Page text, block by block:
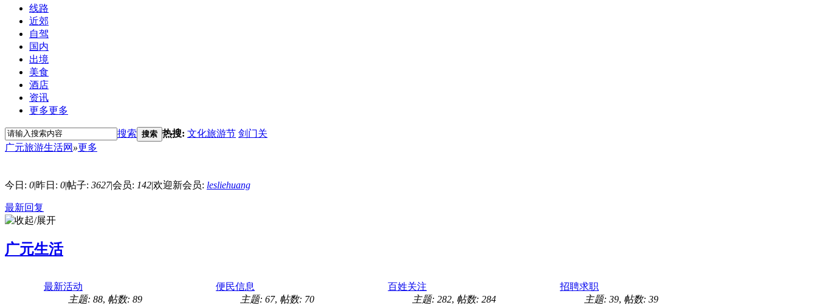
线路
近郊
自驾
国内
出境
美食
酒店
资讯
更多更多
搜索 搜索 热搜: 文化旅游节 剑门关
广元旅游生活网 »更多
今日: 0|昨日: 0|帖子: 3627|会员: 142|欢迎新会员: lesliehuang
最新回复
广元生活
最新活动
主题: 88, 帖数: 89
便民信息
主题: 67, 帖数: 70
百姓关注
主题: 282, 帖数: 284
招聘求职
主题: 39, 帖数: 39